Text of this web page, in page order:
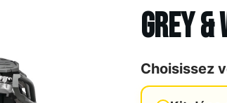
GREY &
Choisissez